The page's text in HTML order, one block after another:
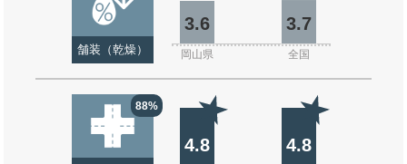
舗装（乾燥）
3.6 3.7
岡山県 全国
88%
4.8 4.8